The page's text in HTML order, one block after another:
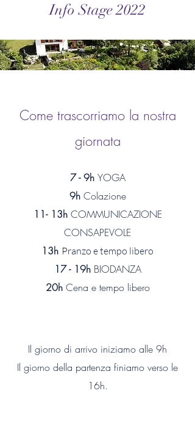
Come trascorriamo la nostra
giornata
7 - 9h YOGA
9h Colazione
11- 13hCOMMUNICAZIONE
CONSAPEVOLE
13h Pranzo e tempo libero
17 - 19h BIODANZA
20h Cena e tempo libero
Il giorno di arrivo iniziamo alle 9h
Il giorno della partenza finiamo verso le
16h.
Info Stage 2022